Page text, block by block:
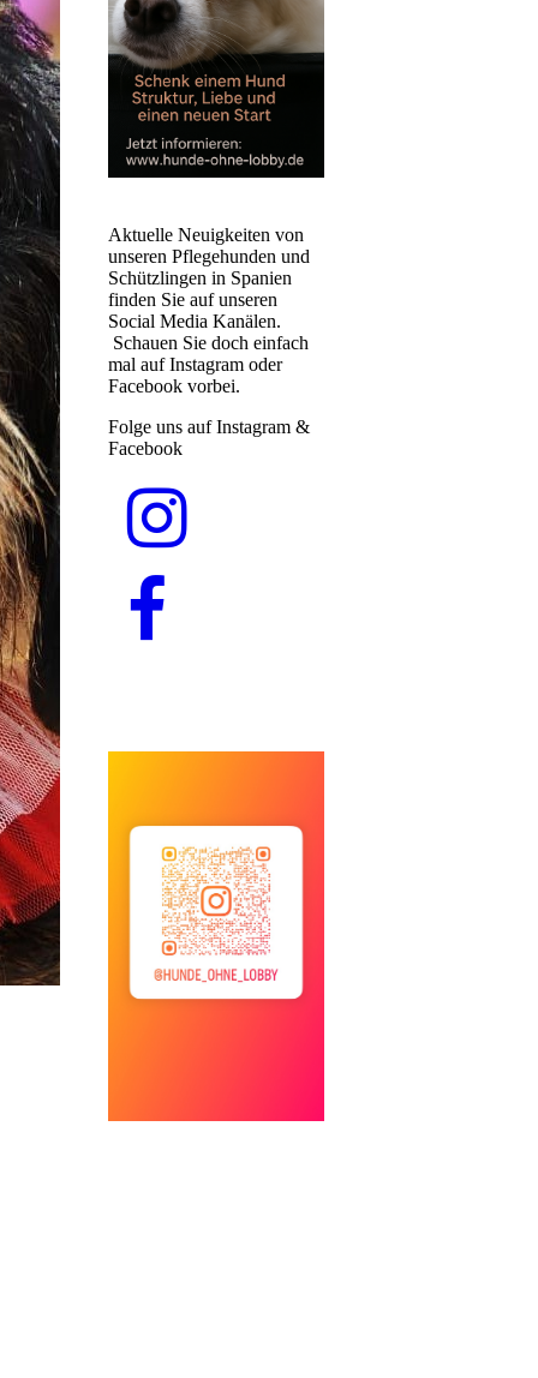
Aktuelle Neuigkeiten von
unseren Pflegehunden und
Schützlingen in Spanien
finden Sie auf unseren
Social Media Kanälen.
Schauen Sie doch einfach
mal auf Instagram oder
Facebook vorbei.
Folge uns auf Instagram &
Facebook